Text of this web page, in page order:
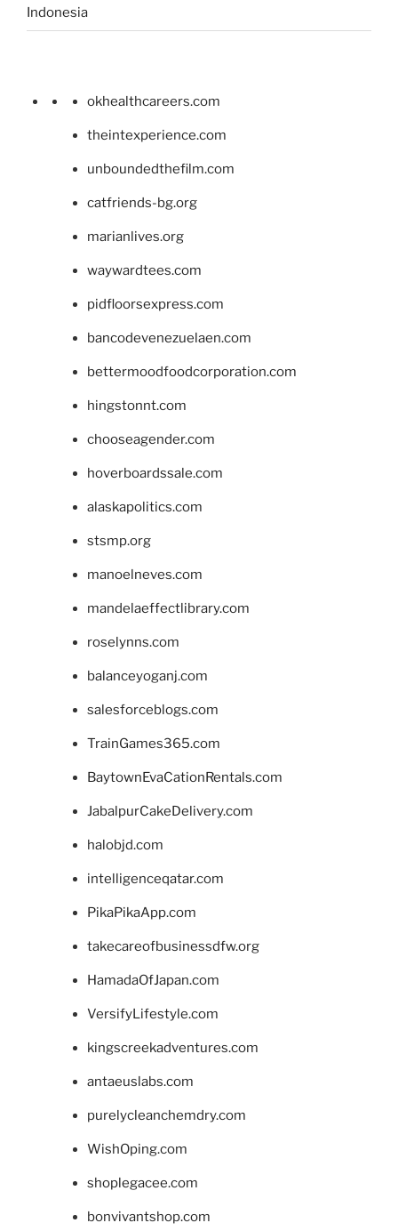
Indonesia
okhealthcareers.com
theintexperience.com
unboundedthefilm.com
catfriends-bg.org
marianlives.org
waywardtees.com
pidfloorsexpress.com
bancodevenezuelaen.com
bettermoodfoodcorporation.com
hingstonnt.com
chooseagender.com
hoverboardssale.com
alaskapolitics.com
stsmp.org
manoelneves.com
mandelaeffectlibrary.com
roselynns.com
balanceyoganj.com
salesforceblogs.com
TrainGames365.com
BaytownEvaCationRentals.com
JabalpurCakeDelivery.com
halobjd.com
intelligenceqatar.com
PikaPikaApp.com
takecareofbusinessdfw.org
HamadaOfJapan.com
VersifyLifestyle.com
kingscreekadventures.com
antaeuslabs.com
purelycleanchemdry.com
WishOping.com
shoplegacee.com
bonvivantshop.com